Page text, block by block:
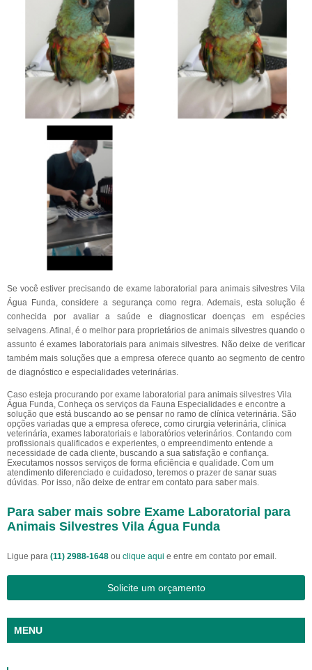
Se você estiver precisando de exame laboratorial para animais silvestres Vila
Água Funda, considere a segurança como regra. Ademais, esta solução é
conhecida por avaliar a saúde e diagnosticar doenças em espécies
selvagens. Afinal, é o melhor para proprietários de animais silvestres quando o
assunto é exames laboratoriais para animais silvestres. Não deixe de verificar
também mais soluções que a empresa oferece quanto ao segmento de centro
de diagnóstico e especialidades veterinárias.
Caso esteja procurando por exame laboratorial para animais silvestres Vila
Água Funda, Conheça os serviços da Fauna Especialidades e encontre a
solução que está buscando ao se pensar no ramo de clínica veterinária. São
opções variadas que a empresa oferece, como cirurgia veterinária, clínica
veterinária, exames laboratoriais e laboratórios veterinários. Contando com
profissionais qualificados e experientes, o empreendimento entende a
necessidade de cada cliente, buscando a sua satisfação e confiança.
Executamos nossos serviços de forma eficiência e qualidade. Com um
atendimento diferenciado e cuidadoso, teremos o prazer de sanar suas
dúvidas. Por isso, não deixe de entrar em contato para saber mais.
Para saber mais sobre Exame Laboratorial para
Animais Silvestres Vila Água Funda
Ligue para (11) 2988-1648 ou clique aqui e entre em contato por email.
Solicite um orçamento
MENU